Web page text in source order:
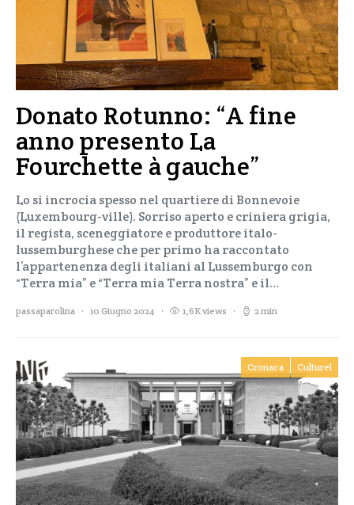
Donato Rotunno: “A fine
anno presento La
Fourchette à gauche”
Lo si incrocia spesso nel quartiere di Bonnevoie
(Luxembourg-ville). Sorriso aperto e criniera grigia,
il regista, sceneggiatore e produttore italo-
lussemburghese che per primo ha raccontato
l’appartenenza degli italiani al Lussemburgo con
“Terra mia” e “Terra mia Terra nostra” e il…
passaparolina 10 Giugno 2024 1,6K views 2 min
Cronaca Culturel